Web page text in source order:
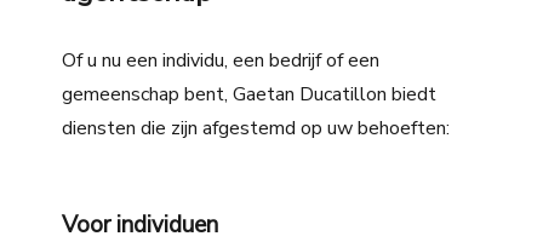
Of u nu een individu, een bedrijf of een
gemeenschap bent, Gaetan Ducatillon biedt
diensten die zijn afgestemd op uw behoeften:
Voor individuen